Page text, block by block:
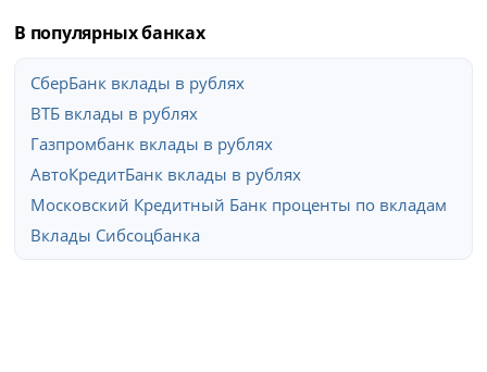
В популярных банках
СберБанк вклады в рублях
ВТБ вклады в рублях
Газпромбанк вклады в рублях
АвтоКредитБанк вклады в рублях
Московский Кредитный Банк проценты по вкладам
Вклады Сибсоцбанка